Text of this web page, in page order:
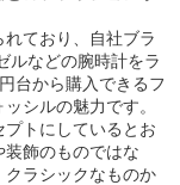
ており、自社ブラ
ルなどの腕時計をラ
台から購入できるフ
シルの魅力です。
プトにしているとお
装飾のものではな
ラシックなものか